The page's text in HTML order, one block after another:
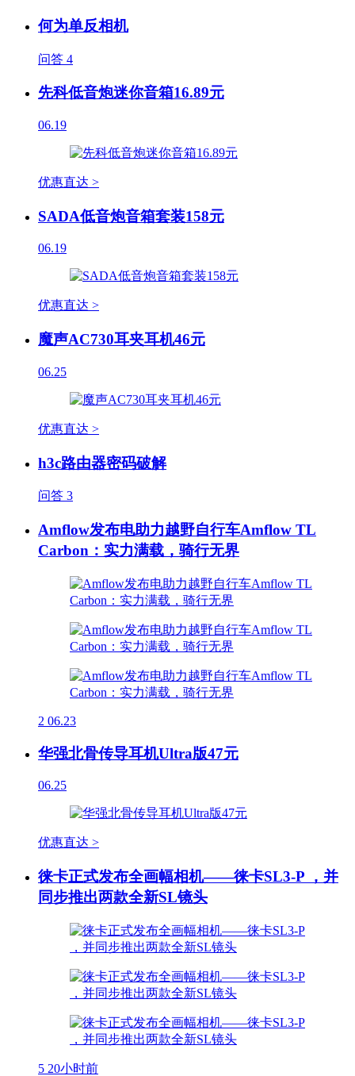
何为单反相机
问答 4
先科低音炮迷你音箱16.89元
06.19
优惠直达 >
SADA低音炮音箱套装158元
06.19
优惠直达 >
魔声AC730耳夹耳机46元
06.25
优惠直达 >
h3c路由器密码破解
问答 3
Amflow发布电助力越野自行车Amflow TL
Carbon：实力满载，骑行无界
2 06.23
华强北骨传导耳机Ultra版47元
06.25
优惠直达 >
徕卡正式发布全画幅相机——徕卡SL3-P ，并
同步推出两款全新SL镜头
5 20小时前